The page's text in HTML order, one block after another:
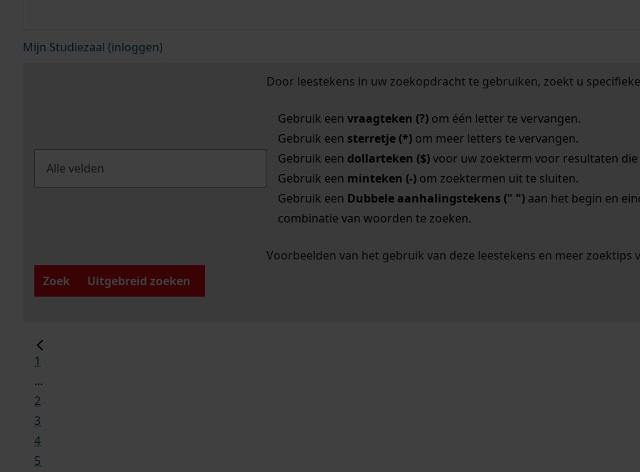
Mijn Studiezaal (inloggen)
Door leestekens in uw zoekopdracht te gebruiken, zoekt u
Gebruik een vraagteken (?)om één letter te vervangen.
Gebruik een sterretje (*)om meer letters te vervangen.
Gebruik een dollarteken ($)voor uw zoekterm voor resultaten die
Gebruik een minteken (-)om zoektermen uit te sluiten.
Gebruik een Dubbele aanhalingstekens (" ")aan het begin en
combinatie van woorden te zoeken.
Voorbeelden van het gebruik van deze leestekens en meer zoektips
Zoek
Uitgebreid zoeken
1
...
2
3
4
5